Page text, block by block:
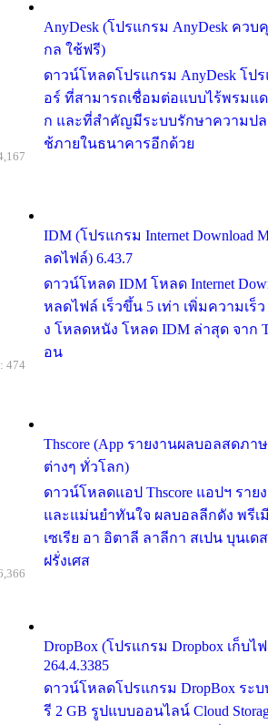
AnyDesk (โปรแกรม AnyDesk คว
กล ใช้ฟรี)
ดาวน์โหลดโปรแกรม AnyDesk โป
อร์ ที่สามารถเชื่อมต่อแบบไร้พรมแ
ก และที่สำคัญมีระบบรักษาความป
ช้ภายในธนาคารอีกด้วย
IDM (โปรแกรม Internet Download
ลดไฟล์) 6.43.7
ดาวน์โหลด IDM โหลด Internet
หลดไฟล์ เร็วขึ้น 5 เท่า เพิ่มความเร็
ง โหลดหนัง โหลด IDM ล่าสุด จาก
อน
Thscore (App รายงานผลบอลสดภ
ต่างๆ ทั่วโลก)
ดาวน์โหลดแอป Thscore แอปฯ ราย
และแม่นยำทันใจ ผลบอลลีกดัง พรีเ
เซเรีย อา อิตาลี ลาลีกา สเปน บุนเด
ฝรั่งเศส
474
DropBox (โปรแกรม Dropbox เก็บ
264.4.3385
ดาวน์โหลดโปรแกรม DropBox ระ
รี 2 GB รูปแบบออนไลน์ Cloud